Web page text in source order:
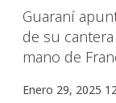
Guaraní
de su
mano de
Enero 29, 2025